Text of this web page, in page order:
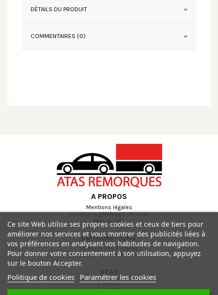
DÉTAILS DU PRODUIT
COMMENTAIRES (0)
A PROPOS
Mentions légales
Conditions générales de vente
Plan du site
INFORMATIONS
Politique des Cookies
Politique de confidentialité
ATAS
A propos
Livraison
Ce site Web utilise ses propres cookies et ceux de tiers pour
améliorer nos services et vous montrer des publicités liées à
vos préférences en analysant vos habitudes de navigation.
Pour donner votre consentement à son utilisation, appuyez
sur le bouton Accepter.
Politique de cookies Paramétrer les cookies